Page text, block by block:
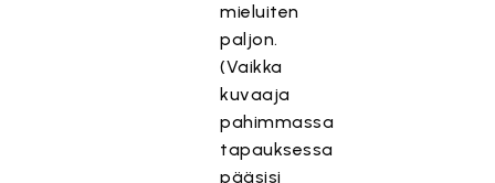
mieluiten
paljon.
(Vaikka
kuvaaja
pahimmassa
tapauksessa
pääsisi